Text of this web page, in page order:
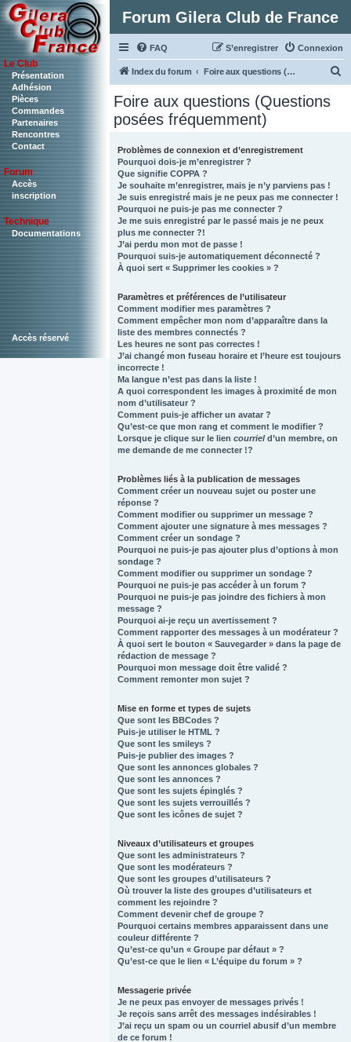
Le Club
Présentation
Adhésion
Pièces
Commandes
Partenaires
Rencontres
Contact
Forum
Accès
inscription
Technique
Documentations
Accès réservé
Forum Gilera Club de France
FAQ Connexion
S’enregistrer
Index du forum Foire aux questions (Questions posées fréquemment)
Foire aux questions (Questions
posées fréquemment)
Problèmes de connexion et d’enregistrement
Pourquoi dois-je m’enregistrer ?
Que signifie COPPA ?
Je souhaite m’enregistrer, mais je n’y parviens pas !
Je suis enregistré mais je ne peux pas me connecter !
Pourquoi ne puis-je pas me connecter ?
Je me suis enregistré par le passé mais je ne peux
plus me connecter ?!
J’ai perdu mon mot de passe !
Pourquoi suis-je automatiquement déconnecté ?
À quoi sert « Supprimer les cookies » ?
Paramètres et préférences de l’utilisateur
Comment modifier mes paramètres ?
Comment empêcher mon nom d’apparaître dans la
liste des membres connectés ?
Les heures ne sont pas correctes !
J’ai changé mon fuseau horaire et l’heure est toujours
incorrecte !
Ma langue n’est pas dans la liste !
A quoi correspondent les images à proximité de mon
nom d’utilisateur ?
Comment puis-je afficher un avatar ?
Qu’est-ce que mon rang et comment le modifier ?
Lorsque je clique sur le lien courrield’un membre, on
me demande de me connecter !?
Problèmes liés à la publication de messages
Comment créer un nouveau sujet ou poster une
réponse ?
Comment modifier ou supprimer un message ?
Comment ajouter une signature à mes messages ?
Comment créer un sondage ?
Pourquoi ne puis-je pas ajouter plus d’options à mon
sondage ?
Comment modifier ou supprimer un sondage ?
Pourquoi ne puis-je pas accéder à un forum ?
Pourquoi ne puis-je pas joindre des fichiers à mon
message ?
Pourquoi ai-je reçu un avertissement ?
Comment rapporter des messages à un modérateur ?
À quoi sert le bouton « Sauvegarder » dans la page de
rédaction de message ?
Pourquoi mon message doit être validé ?
Comment remonter mon sujet ?
Mise en forme et types de sujets
Que sont les BBCodes ?
Puis-je utiliser le HTML ?
Que sont les smileys ?
Puis-je publier des images ?
Que sont les annonces globales ?
Que sont les annonces ?
Que sont les sujets épinglés ?
Que sont les sujets verrouillés ?
Que sont les icônes de sujet ?
Niveaux d’utilisateurs et groupes
Que sont les administrateurs ?
Que sont les modérateurs ?
Que sont les groupes d’utilisateurs ?
Où trouver la liste des groupes d’utilisateurs et
comment les rejoindre ?
Comment devenir chef de groupe ?
Pourquoi certains membres apparaissent dans une
couleur différente ?
Qu’est-ce qu’un « Groupe par défaut » ?
Qu’est-ce que le lien « L’équipe du forum » ?
Messagerie privée
Je ne peux pas envoyer de messages privés !
Je reçois sans arrêt des messages indésirables !
J’ai reçu un spam ou un courriel abusif d’un membre
de ce forum !